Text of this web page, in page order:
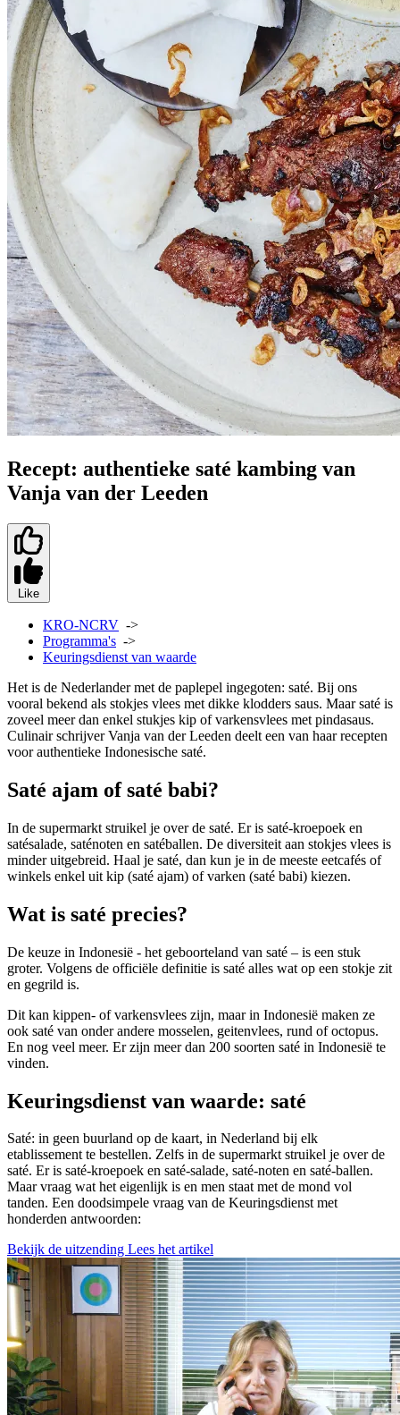
Recept: authentieke saté kambing van
Vanja van der Leeden
Like
KRO-NCRV ->
Programma's ->
Keuringsdienst van waarde
Het is de Nederlander met de paplepel ingegoten: saté. Bij ons
vooral bekend als stokjes vlees met dikke klodders saus. Maar saté is
zoveel meer dan enkel stukjes kip of varkensvlees met pindasaus.
Culinair schrijver Vanja van der Leeden deelt een van haar recepten
voor authentieke Indonesische saté.
Saté ajam of saté babi?
In de supermarkt struikel je over de saté. Er is saté-kroepoek en
satésalade, saténoten en satéballen. De diversiteit aan stokjes vlees is
minder uitgebreid. Haal je saté, dan kun je in de meeste eetcafés of
winkels enkel uit kip (saté ajam) of varken (saté babi) kiezen.
Wat is saté precies?
De keuze in Indonesië - het geboorteland van saté – is een stuk
groter. Volgens de officiële definitie is saté alles wat op een stokje zit
en gegrild is.
Dit kan kippen- of varkensvlees zijn, maar in Indonesië maken ze
ook saté van onder andere mosselen, geitenvlees, rund of octopus.
En nog veel meer. Er zijn meer dan 200 soorten saté in Indonesië te
vinden.
Keuringsdienst van waarde: saté
Saté: in geen buurland op de kaart, in Nederland bij elk
etablissement te bestellen. Zelfs in de supermarkt struikel je over de
saté. Er is saté-kroepoek en saté-salade, saté-noten en saté-ballen.
Maar vraag wat het eigenlijk is en men staat met de mond vol
tanden. Een doodsimpele vraag van de Keuringsdienst met
honderden antwoorden:
Bekijk de uitzending Lees het artikel